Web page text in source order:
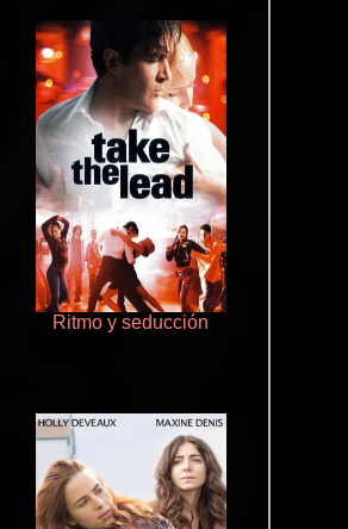
Ritmo y seducción